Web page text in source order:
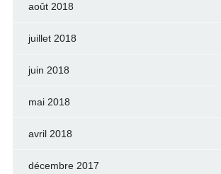
août 2018
juillet 2018
juin 2018
mai 2018
avril 2018
décembre 2017